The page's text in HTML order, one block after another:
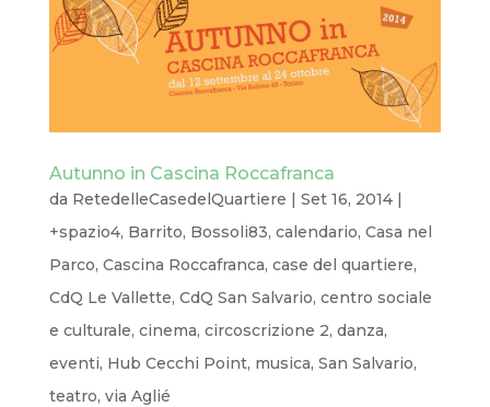
Autunno in Cascina Roccafranca
da RetedelleCasedelQuartiere | Set 16, 2014|
+spazio4, Barrito, Bossoli83, calendario, Casa nel
Parco, Cascina Roccafranca, case del quartiere,
CdQ Le Vallette, CdQ San Salvario, centro sociale
e culturale, cinema, circoscrizione 2, danza,
eventi, Hub Cecchi Point, musica, San Salvario,
teatro, via Aglié